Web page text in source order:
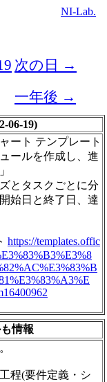
NI-Lab.
次の日 →
一年後 →
06-19)
ート テンプレート
ールを作成し、進
とタスクごとに分
始日と終了日、達
https://templates.offic
情報
程(要件定義・シ